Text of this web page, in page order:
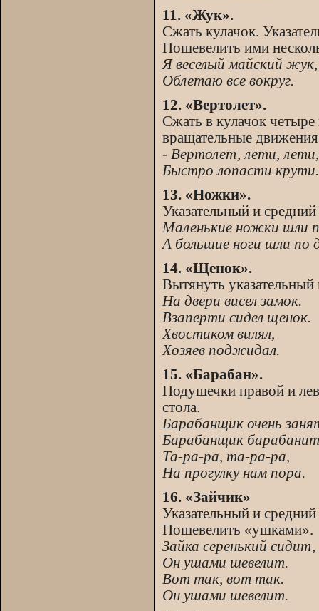
11. «Жук».
Сжать кулачок.
Пошевелить ими
Я веселый майский жук,
Облетаю все вокруг.
12. «Вертолет».
Сжать в кулачок
вращательные
- Вертолет, лети, лети,
Быстро лопасти крути.
13. «Ножки».
Указательный и
Маленькие ножки шли
А большие ноги шли по
14. «Щенок».
Вытянуть
На двери висел замок.
Взаперти сидел щенок.
Хвостиком вилял,
Хозяев поджидал.
15. «Барабан».
Подушечки правой и
стола.
Барабанщик очень
Барабанщик
Та-ра-ра, та-ра-ра,
На прогулку нам пора.
16. «Зайчик»
Указательный и
Пошевелить «ушками».
Зайка серенький сидит,
Он ушами шевелит.
Вот так, вот так.
Он ушами шевелит.